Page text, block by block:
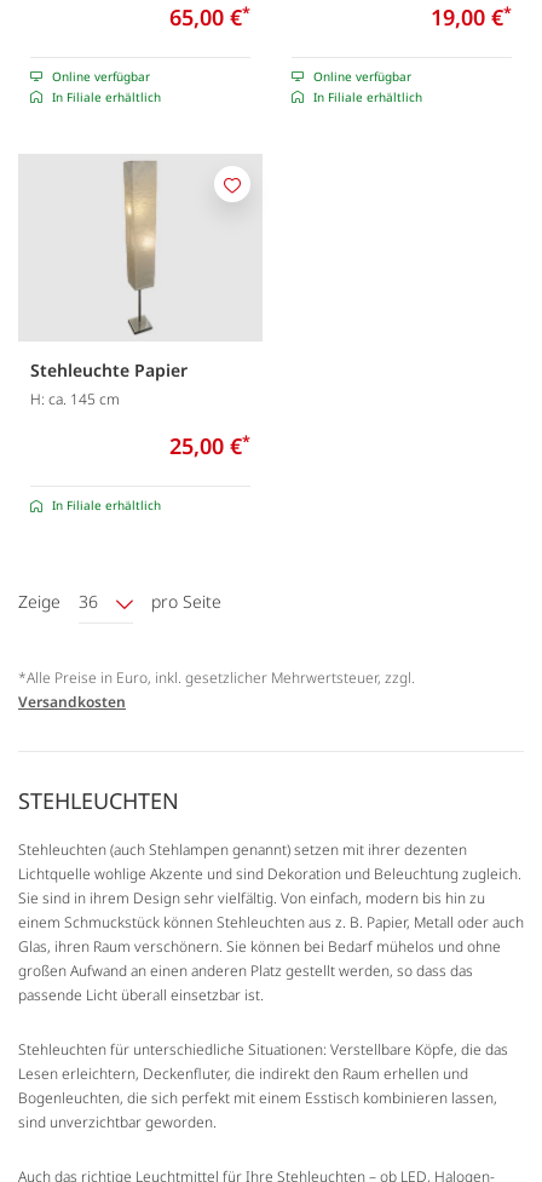
65,00 €*
Online verfügbar
In Filiale erhältlich
19,00 €*
Online verfügbar
In Filiale erhältlich
Stehleuchte Papier
H: ca. 145 cm
25,00 €*
In Filiale erhältlich
Merken
Zeige 36 pro Seite
*Alle Preise in Euro, inkl. gesetzlicher Mehrwertsteuer, zzgl.
Versandkosten
STEHLEUCHTEN
Stehleuchten (auch Stehlampen genannt) setzen mit ihrer dezenten
Lichtquelle wohlige Akzente und sind Dekoration und Beleuchtung zugleich.
Sie sind in ihrem Design sehr vielfältig. Von einfach, modern bis hin zu
einem Schmuckstück können Stehleuchten aus z. B. Papier, Metall oder auch
Glas, ihren Raum verschönern. Sie können bei Bedarf mühelos und ohne
großen Aufwand an einen anderen Platz gestellt werden, so dass das
passende Licht überall einsetzbar ist.
Stehleuchten für unterschiedliche Situationen: Verstellbare Köpfe, die das
Lesen erleichtern, Deckenfluter, die indirekt den Raum erhellen und
Bogenleuchten, die sich perfekt mit einem Esstisch kombinieren lassen,
sind unverzichtbar geworden.
Auch das richtige Leuchtmittel für Ihre Stehleuchten – ob LED, Halogen-